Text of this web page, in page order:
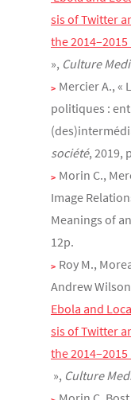
sis of Twitter
the
», Culture
Mercier A., «
politiques :
société, 2019,
Morin C.,
Image
Meanings of
12p.
Roy M.,
Andrew
Ebola and
sis of Twitter
the
», Culture